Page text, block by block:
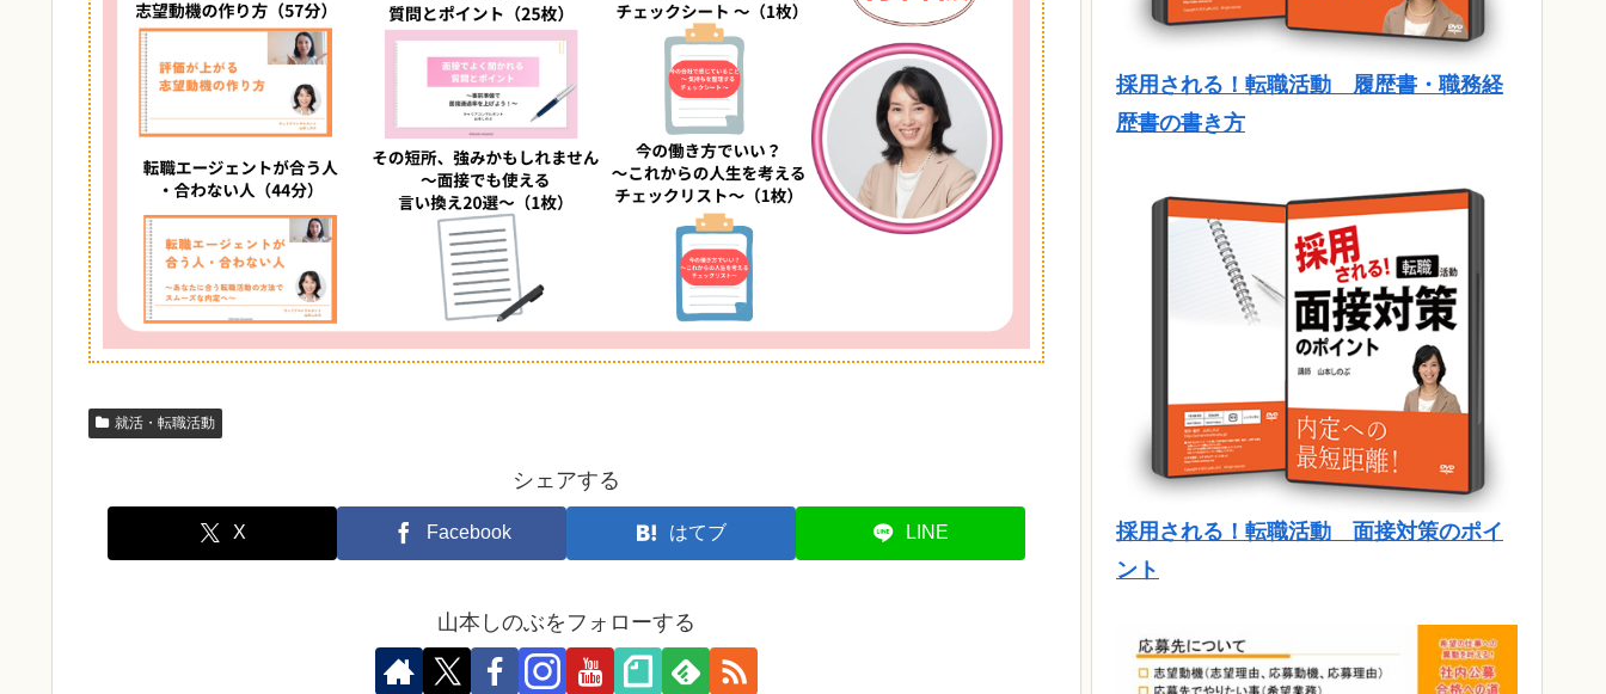
就活・転職活動
シェアする
X Facebook はてブ LINE
山本しのぶをフォローする
採用される！転職活動 履歴書・職務経
歴書の書き方
採用される！転職活動 面接対策のポイ
ント